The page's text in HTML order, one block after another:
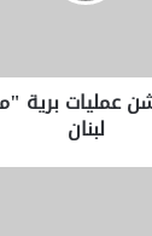
عمليات
لبنان